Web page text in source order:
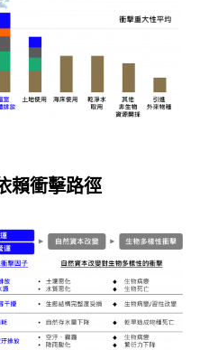
賴衝擊路徑